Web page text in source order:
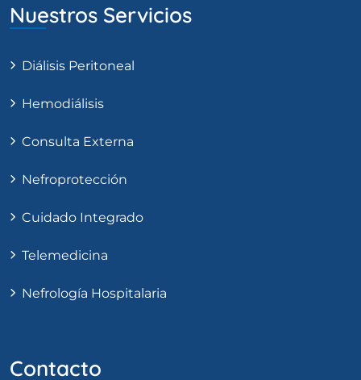
Nuestros Servicios
Diálisis Peritoneal
Hemodiálisis
Consulta Externa
Nefroprotección
Cuidado Integrado
Telemedicina
Nefrología Hospitalaria
Contacto